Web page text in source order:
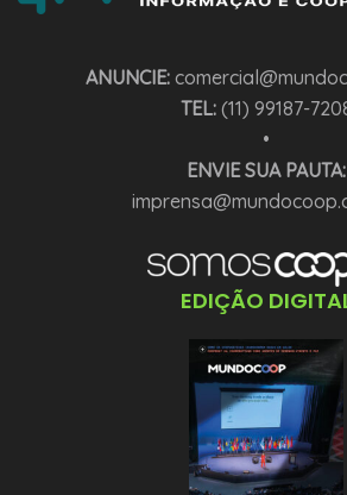
ANUNCIE:
TEL:(11) 99187-
•
ENVIE SUA PAUTA:
EDIÇÃO